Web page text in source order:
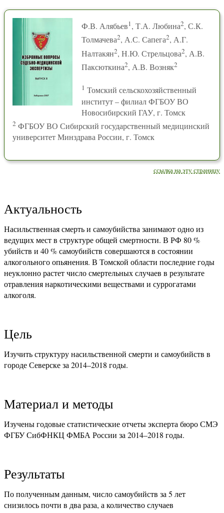
Ф.В. Алябьев1, Т.А. Любина2, С.К.
Толмачева2, А.С. Сапега2, А.Г.
Налтакян2, Н.Ю. Стрельцова2, А.В.
Паксюткина2, А.В. Возняк2
1 Томский сельскохозяйственный
институт – филиал ФГБОУ ВО
Новосибирский ГАУ, г. Томск
2 ФГБОУ ВО Сибирский государственный медицинский
университет Минздрава России, г. Томск
ссылка на эту страницу
Актуальность
Насильственная смерть и самоубийства занимают одно из
ведущих мест в структуре общей смертности. В РФ 80 %
убийств и 40 % самоубийств совершаются в состоянии
алкогольного опьянения. В Томской области последние годы
неуклонно растет число смертельных случаев в результате
отравления наркотическими веществами и суррогатами
алкоголя.
Цель
Изучить структуру насильственной смерти и самоубийств в
городе Северске за 2014–2018 годы.
Материал и методы
Изучены годовые статистические отчеты эксперта бюро СМЭ
ФГБУ СибФНКЦ ФМБА России за 2014–2018 годы.
Результаты
По полученным данным, число самоубийств за 5 лет
снизилось почти в два раза, а количество случаев